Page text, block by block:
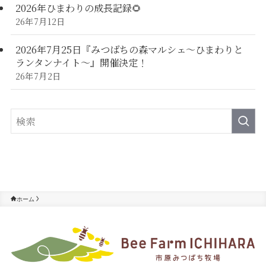
2026年ひまわりの成長記録🌻
26年7月12日
2026年7月25日『みつばちの森マルシェ～ひまわりと
ランタンナイト～』開催決定！
26年7月2日
ホーム